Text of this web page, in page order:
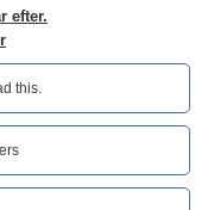
efter.
this.‎